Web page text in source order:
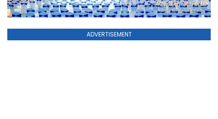
ADVERTISEMENT